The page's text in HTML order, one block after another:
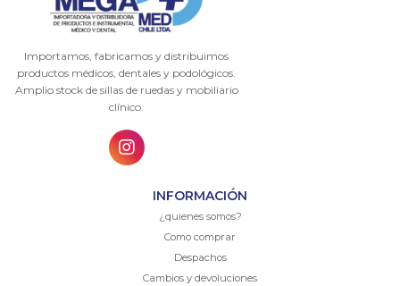
Importamos, fabricamos y distribuimos
productos médicos, dentales y podológicos.
Amplio stock de sillas de ruedas y mobiliario
clínico.
INFORMACIÓN
¿quienes somos?
Como comprar
Despachos
Cambios y devoluciones